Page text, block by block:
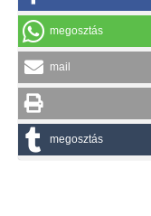
megosztás
mail
megosztás